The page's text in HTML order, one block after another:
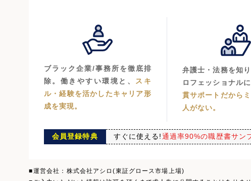
ブラック企業/事務所を徹底排
除。働きやすい環境と、
スキ
ル・経験を活かしたキャリア形
成を実現。
弁護士・法務を知
ロフェッショナル
貫サポートだから
人がない。
会員登録特典 すぐに使える!通過率90%の職歴書サン
運営会社：株式会社アシロ(東証グロース市場上場)